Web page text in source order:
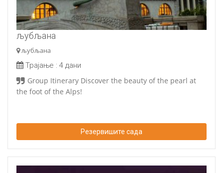
љубљана
љубљана
Трајање : 4 дани
Group Itinerary Discover the beauty of the pearl at
the foot of the Alps!
Резервишите сада